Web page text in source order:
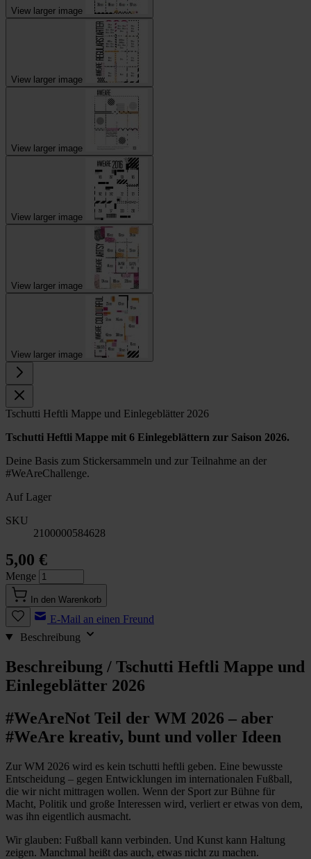
View larger image
View larger image
View larger image
View larger image
View larger image
View larger image
Tschutti Heftli Mappe und Einlegeblätter 2026
Tschutti Heftli Mappe mit 6 Einlegeblättern zur Saison 2026.
Deine Basis zum Stickersammeln und zur Teilnahme an der
#WeAreChallenge.
Auf Lager
SKU
2100000584628
5,00 €
Menge
In den Warenkorb
E-Mail an einen Freund
Beschreibung
Beschreibung / Tschutti Heftli Mappe und
Einlegeblätter 2026
#WeAreNot Teil der WM 2026 – aber
#WeAre kreativ, bunt und voller Ideen
Zur WM 2026 wird es kein tschutti heftli geben. Eine bewusste
Entscheidung – gegen Entwicklungen im internationalen Fußball,
die wir nicht mittragen wollen. Wenn der Sport zur Bühne für
Macht, Politik und große Interessen wird, verliert er etwas von dem,
was ihn eigentlich ausmacht.
Wir glauben: Fußball kann verbinden. Und Kunst kann Haltung
zeigen. Manchmal heißt das auch, etwas nicht zu machen.